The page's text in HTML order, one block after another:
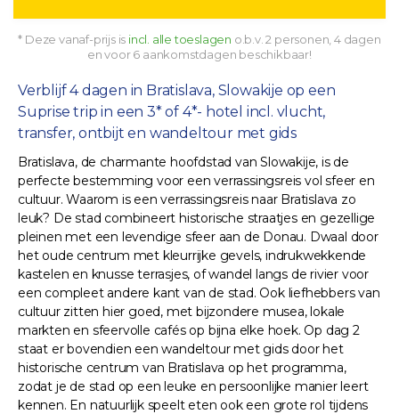
* Deze vanaf-prijs is incl. alle toeslagen o.b.v. 2 personen, 4 dagen
en voor 6 aankomstdagen beschikbaar!
Verblijf 4 dagen in Bratislava, Slowakije op een
Suprise trip in een 3* of 4*- hotel incl. vlucht,
transfer, ontbijt en wandeltour met gids
Bratislava, de charmante hoofdstad van Slowakije, is de
perfecte bestemming voor een verrassingsreis vol sfeer en
cultuur. Waarom is een verrassingsreis naar Bratislava zo
leuk? De stad combineert historische straatjes en gezellige
pleinen met een levendige sfeer aan de Donau. Dwaal door
het oude centrum met kleurrijke gevels, indrukwekkende
kastelen en knusse terrasjes, of wandel langs de rivier voor
een compleet andere kant van de stad. Ook liefhebbers van
cultuur zitten hier goed, met bijzondere musea, lokale
markten en sfeervolle cafés op bijna elke hoek. Op dag 2
staat er bovendien een wandeltour met gids door het
historische centrum van Bratislava op het programma,
zodat je de stad op een leuke en persoonlijke manier leert
kennen. En natuurlijk speelt eten ook een grote rol tijdens